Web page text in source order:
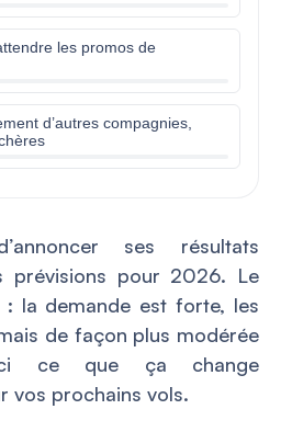
les promos de
d’autres compagnies,
ses résultats
prévisions pour 2026. Le
: la demande est forte, les
de façon plus modérée
ce que ça change
vos prochains vols.